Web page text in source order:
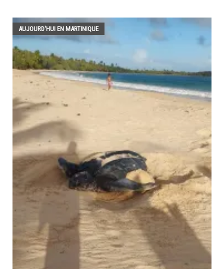
AUJOURD'HUI EN MARTINIQUE